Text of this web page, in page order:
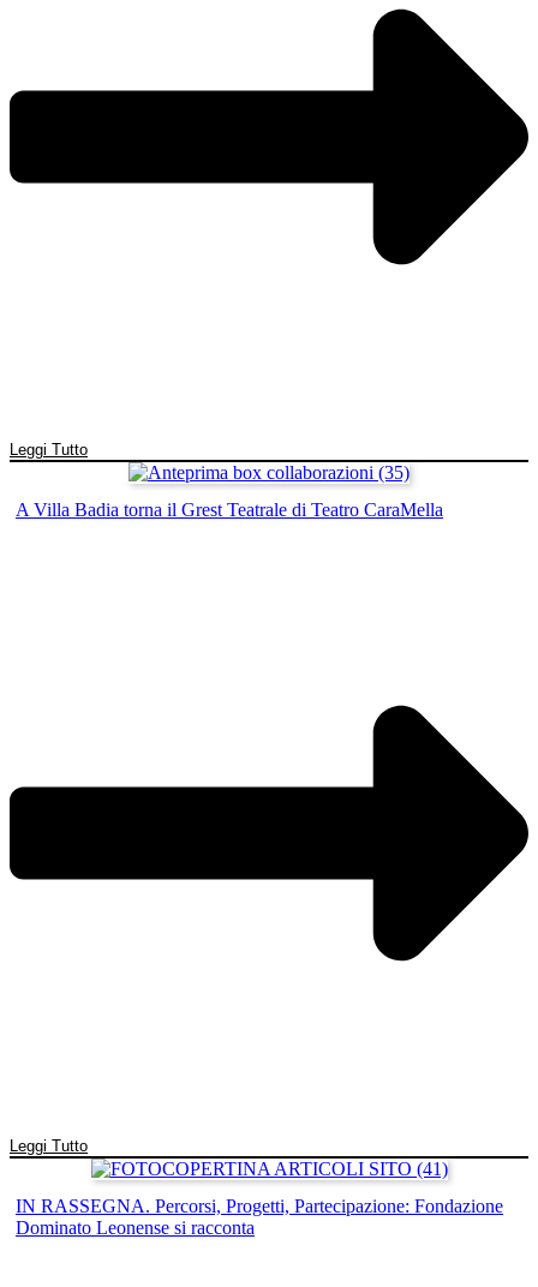
Leggi Tutto
A Villa Badia torna il Grest Teatrale di Teatro CaraMella
Leggi Tutto
IN RASSEGNA. Percorsi, Progetti, Partecipazione: Fondazione
Dominato Leonense si racconta